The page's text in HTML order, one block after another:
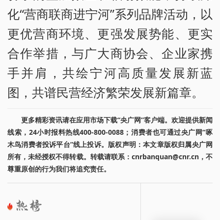
化“营商联商进宁河”系列品牌活动，以
更优营商环境、更强发展势能、更实
合作举措，与广大商协会、企业家携
手并肩，共绘宁河高质量发展新蓝
图，共谱民营经济繁荣发展新篇章。
更多精彩资讯请在应用市场下载“央广网”客户端。欢迎提供新闻
线索，24小时报料热线400-800-0088；消费者也可通过央广网“啄
木鸟消费者投诉平台”线上投诉。版权声明：本文章版权归属央广网
所有，未经授权不得转载。转载请联系：cnrbanquan@cnr.cn，不
尊重原创的行为我们将追究责任。